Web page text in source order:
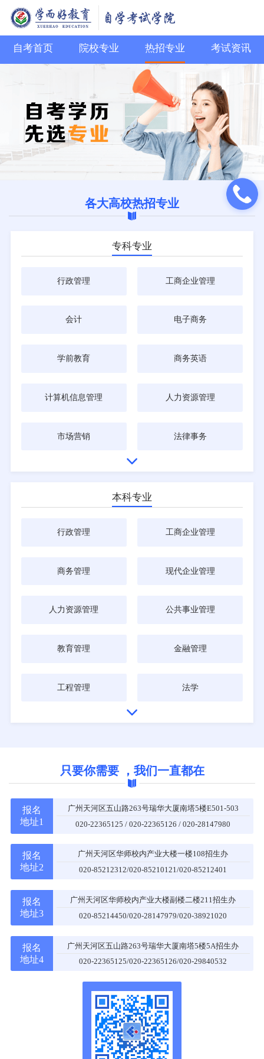
自考首页 院校专业 热招专业 考试资讯
各大高校热招专业
专科专业
行政管理 工商企业管理
会计 电子商务
学前教育 商务英语
计算机信息管理 人力资源管理
市场营销 法律事务
本科专业
行政管理 工商企业管理
商务管理 现代企业管理
人力资源管理 公共事业管理
教育管理 金融管理
工程管理 法学
只要你需要 ，我们一直都在
报名
地址1
广州天河区五山路263号瑞华大厦南塔5楼E501-503
020-22365125 / 020-22365126 / 020-28147980
报名
地址2
广州天河区华师校内产业大楼一楼108招生办
020-85212312/020-85210121/020-85212401
报名
地址3
广州天河区华师校内产业大楼副楼二楼211招生办
020-85214450/020-28147979/020-38921020
报名
地址4
广州天河区五山路263号瑞华大厦南塔5楼5A招生办
020-22365125/020-22365126/020-29840532